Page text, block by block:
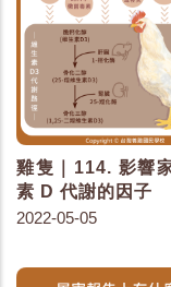
雞隻｜114. 影響
素 D 代謝的因子
2022-05-05